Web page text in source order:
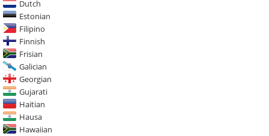
Dutch
Estonian
Filipino
Finnish
Frisian
Galician
Georgian
Gujarati
Haitian
Hausa
Hawaiian